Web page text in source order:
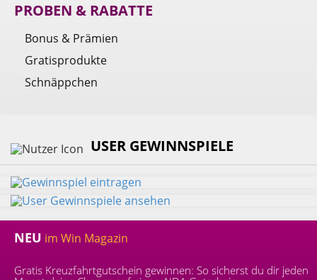
PROBEN & RABATTE
Bonus & Prämien
Gratisprodukte
Schnäppchen
USER GEWINNSPIELE
NEU im Win Magazin
Gratis Kreuzfahrtgutschein gewinnen: So sicherst du dir jeden